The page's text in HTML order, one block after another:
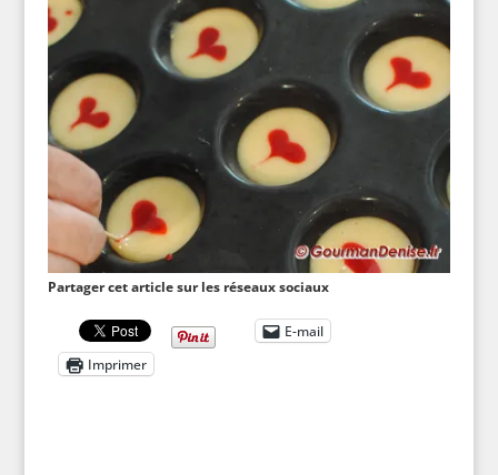
Partager cet article sur les réseaux sociaux
E-mail
Imprimer